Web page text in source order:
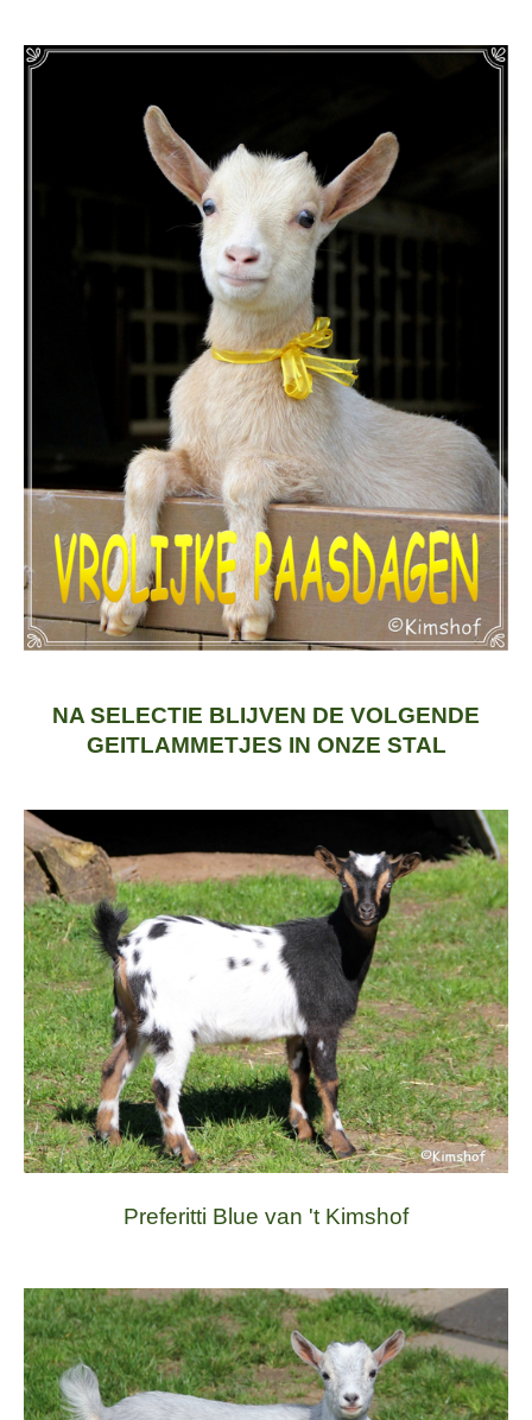
NA SELECTIE BLIJVEN DE VOLGENDE
GEITLAMMETJES IN ONZE STAL
Preferitti Blue van 't Kimshof